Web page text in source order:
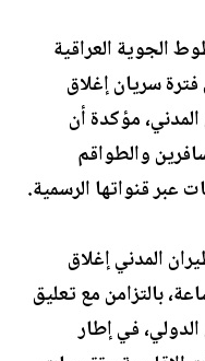
الجوية العراقية
سريان إغلاق
المدني، مؤكدة أن
والطواقم
عبر قنواتها الرسمية.
المدني إغلاق
الجوية الجنوبية لمدة 12 ساعة، بالتزامن مع تعليق
في إطار